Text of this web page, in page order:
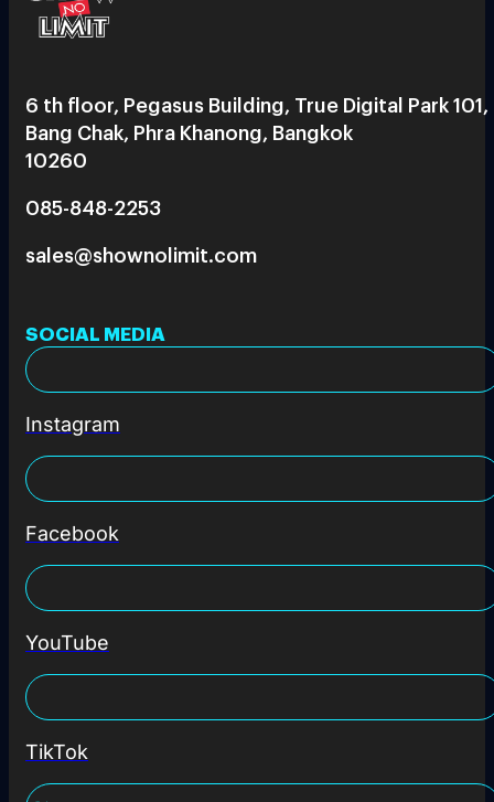
6 th floor, Pegasus Building, True Digital Park 101,
Bang Chak, Phra Khanong, Bangkok
10260
085-848-2253
sales@shownolimit.com
SOCIAL MEDIA
Instagram
Facebook
YouTube
TikTok